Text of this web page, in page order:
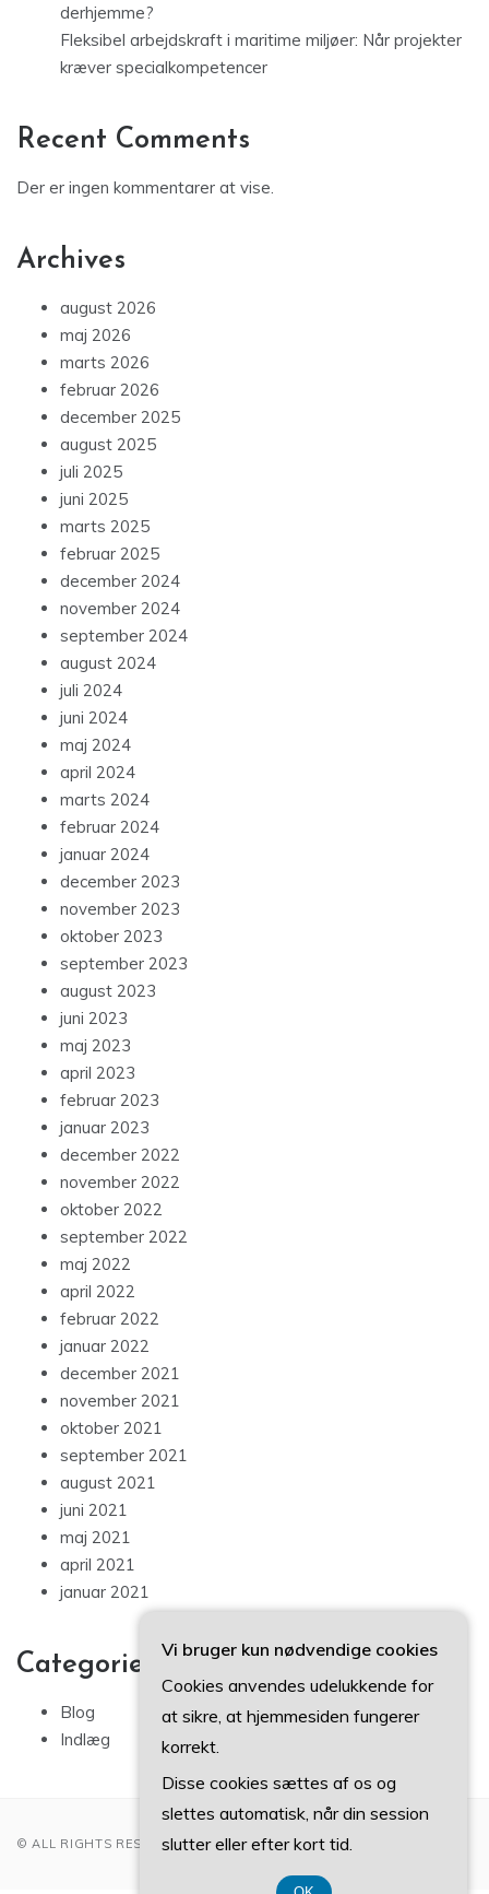
derhjemme?
Fleksibel arbejdskraft i maritime miljøer: Når projekter
kræver specialkompetencer
Recent Comments
Der er ingen kommentarer at vise.
Archives
august 2026
maj 2026
marts 2026
februar 2026
december 2025
august 2025
juli 2025
juni 2025
marts 2025
februar 2025
december 2024
november 2024
september 2024
august 2024
juli 2024
juni 2024
maj 2024
april 2024
marts 2024
februar 2024
januar 2024
december 2023
november 2023
oktober 2023
september 2023
august 2023
juni 2023
maj 2023
april 2023
februar 2023
januar 2023
december 2022
november 2022
oktober 2022
september 2022
maj 2022
april 2022
februar 2022
januar 2022
december 2021
november 2021
oktober 2021
september 2021
august 2021
juni 2021
maj 2021
april 2021
januar 2021
Categories
Blog
Indlæg
© ALL RIGHTS RESERVED 2022
Vi bruger kun nødvendige cookies
Cookies anvendes udelukkende for
at sikre, at hjemmesiden fungerer
korrekt.
Disse cookies sættes af os og
slettes automatisk, når din session
slutter eller efter kort tid.